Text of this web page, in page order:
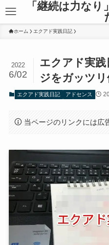
「継続は力な
ホーム エクアド実践日記
エクアド実践
ジをガッツ
2022
6/02
エクアド実践日記 アドセンス
当ページのリンクには広